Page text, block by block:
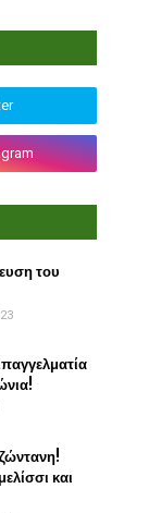
του
και